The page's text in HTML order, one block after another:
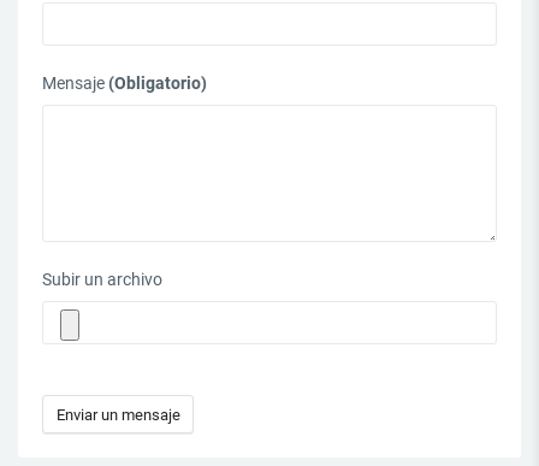
Mensaje (Obligatorio)
Subir un archivo